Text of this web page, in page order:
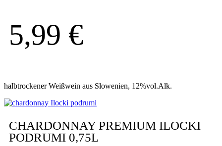
5,99 €
halbtrockener Weißwein aus Slowenien, 12%vol.Alk.
CHARDONNAY PREMIUM ILOCKI
PODRUMI 0,75L